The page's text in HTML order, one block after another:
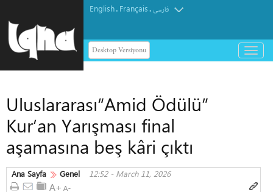
English. Français.فارسی
Desktop Versiyonu
باز
و
Uluslararası“Amid Ödülü”
Kur’an Yarışması final
aşamasına beş kâri çıktı
Ana Sayfa Genel 12:52 - March 11, 2026